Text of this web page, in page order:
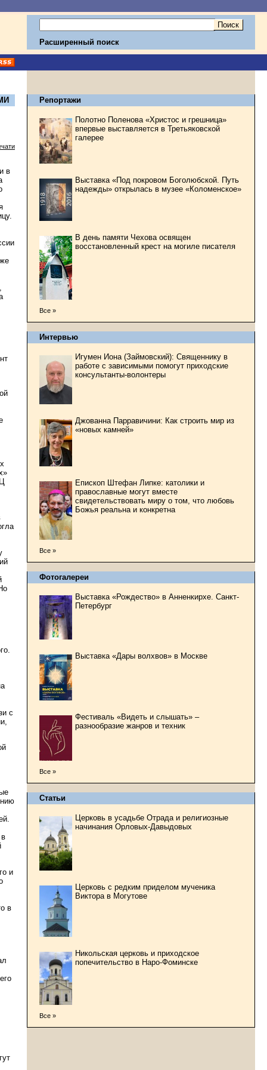
Расширенный поиск
в
с
и
в
Репортажи
Полотно Поленова «Христос и грешница»
впервые выставляется в Третьяковской
галерее
Выставка «Под покровом Боголюбской. Путь
надежды» открылась в музее «Коломенское»
В день памяти Чехова освящен
восстановленный крест на могиле писателя
Все »
Интервью
Игумен Иона (Займовский): Священнику в
работе с зависимыми помогут приходские
консультанты-волонтеры
Джованна Парравичини: Как строить мир из
«новых камней»
Епископ Штефан Липке: католики и
православные могут вместе
свидетельствовать миру о том, что любовь
Божья реальна и конкретна
Все »
Фотогалереи
Выставка «Рождество» в Анненкирхе. Санкт-
Петербург
Выставка «Дары волхвов» в Москве
Фестиваль «Видеть и слышать» –
разнообразие жанров и техник
Все »
Статьи
Церковь в усадьбе Отрада и религиозные
начинания Орловых-Давыдовых
Церковь с редким приделом мученика
Виктора в Могутове
Никольская церковь и приходское
попечительство в Наро-Фоминске
Все »